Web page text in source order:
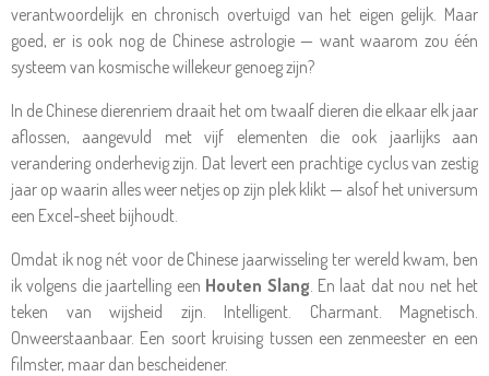
verantwoordelijk en chronisch overtuigd van het eigen gelijk. Maar
goed, er is ook nog de Chinese astrologie — want waarom zou één
systeem van kosmische willekeur genoeg zijn?
In de Chinese dierenriem draait het om twaalf dieren die elkaar elk jaar
aflossen, aangevuld met vijf elementen die ook jaarlijks aan
verandering onderhevig zijn. Dat levert een prachtige cyclus van zestig
jaar op waarin alles weer netjes op zijn plek klikt — alsof het universum
een Excel-sheet bijhoudt.
Omdat ik nog nét voor de Chinese jaarwisseling ter wereld kwam, ben
ik volgens die jaartelling een Houten Slang. En laat dat nou net het
teken van wijsheid zijn. Intelligent. Charmant. Magnetisch.
Onweerstaanbaar. Een soort kruising tussen een zenmeester en een
filmster, maar dan bescheidener.